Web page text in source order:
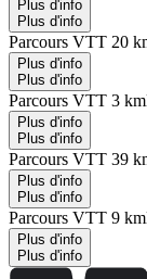
Plus d'info
Plus d'info
Parcours VTT 20
Plus d'info
Plus d'info
Parcours VTT 3 km
Plus d'info
Plus d'info
Parcours VTT 39
Plus d'info
Plus d'info
Parcours VTT 9 km
Plus d'info
Plus d'info